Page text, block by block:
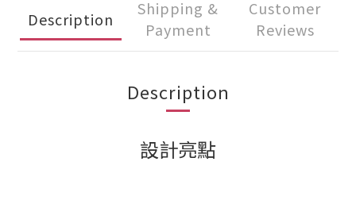
Description
Shipping &
Payment
Customer
Reviews
Description
設計亮點